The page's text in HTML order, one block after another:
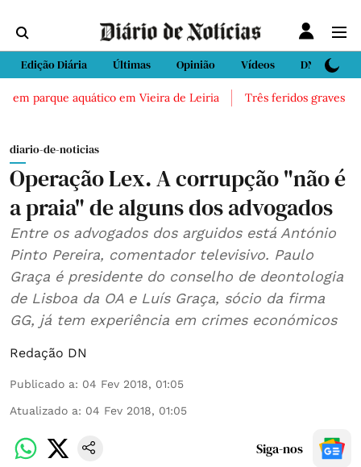
Edição Diária Últimas Opinião Vídeos DN Sport
parque aquático em Vieira de Leiria Três feridos graves
diario-de-noticias
Operação Lex. A corrupção "não é
a praia" de alguns dos advogados
Entre os advogados dos arguidos está António
Pinto Pereira, comentador televisivo. Paulo
Graça é presidente do conselho de deontologia
de Lisboa da OA e Luís Graça, sócio da firma
GG, já tem experiência em crimes económicos
Redação DN
Publicado a: 04 Fev 2018, 01:05
Atualizado a: 04 Fev 2018, 01:05
Siga-nos